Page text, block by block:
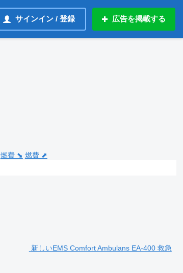
サインイン / 登録 広告を掲載する
燃費 ⬊ 燃費 ⬈
新しいEMS Comfort Ambulans EA-400 救急